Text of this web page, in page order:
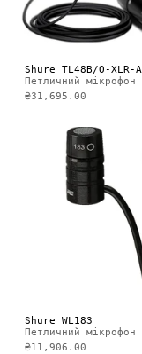
Shure TL48B/O-XLR-A
Петличний мікрофон
₴31,695.00
Shure WL183
Петличний мікрофон
₴11,906.00